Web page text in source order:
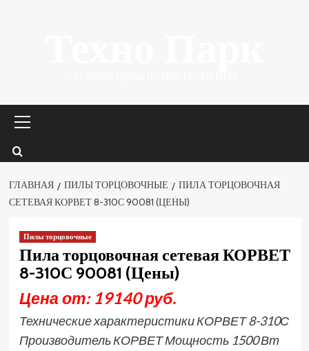
меню
ГЛАВНАЯ ПИЛЫ ТОРЦОВОЧНЫЕ
ПИЛА ТОРЦОВОЧНАЯ
СЕТЕВАЯ КОРВЕТ 8-310С 90081 (ЦЕНЫ)
Пилы торцовочные
Пила торцовочная сетевая КОРВЕТ
8-310С 90081 (Цены)
Цена от: 19140 руб.
Технические характеристики КОРВЕТ 8-310С
Производитель КОРВЕТ Мощность 1500 Вт